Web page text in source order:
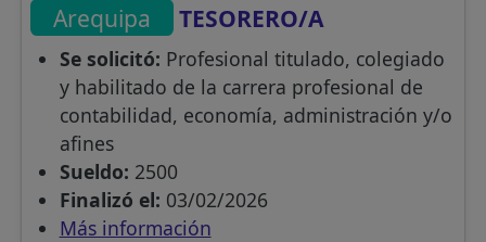
Arequipa TESORERO/A
Se solicitó: Profesional titulado, colegiado
y habilitado de la carrera profesional de
contabilidad, economía, administración y/o
afines
Sueldo: 2500
Finalizó el: 03/02/2026
Más información